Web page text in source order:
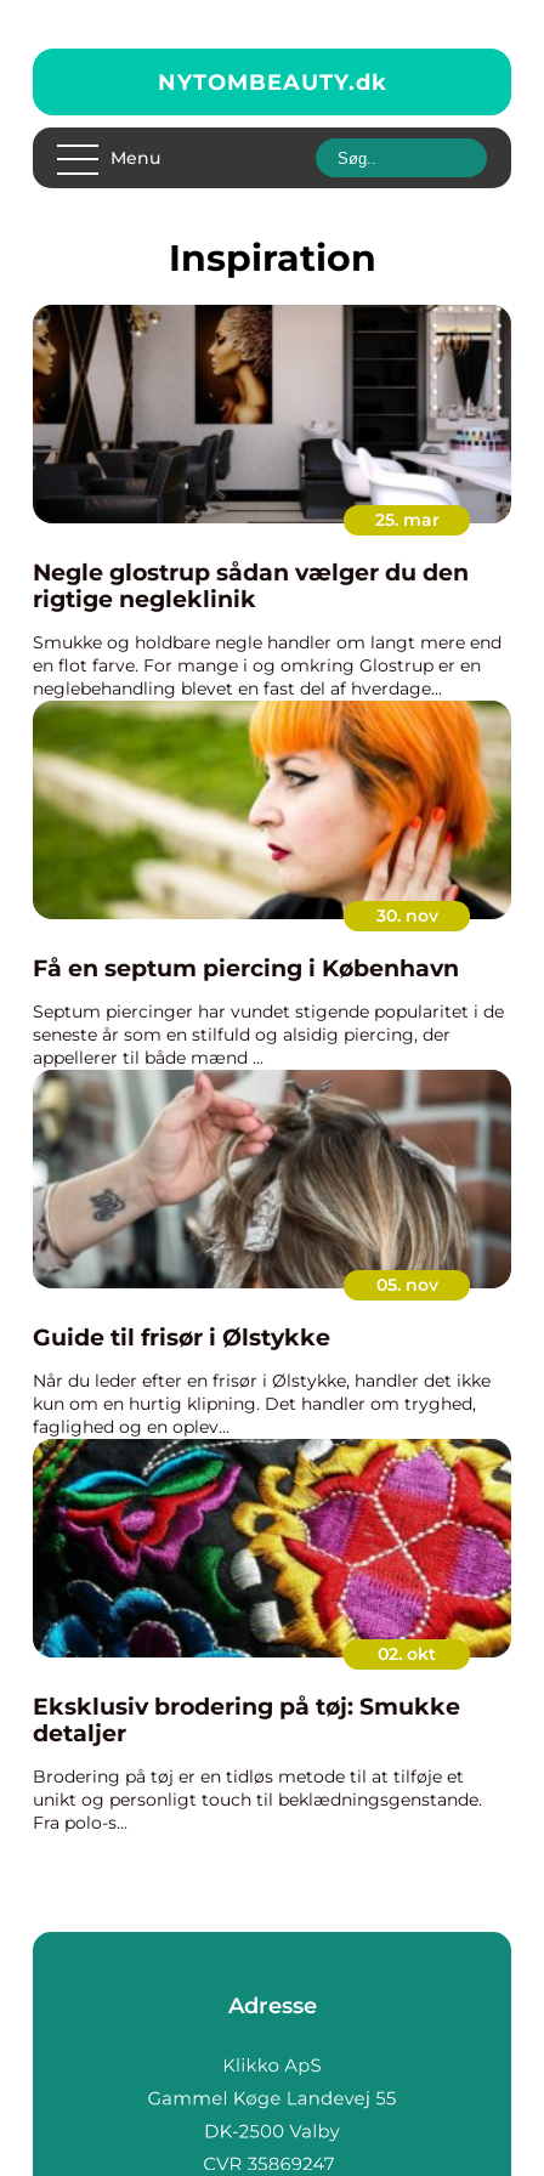
NYTOMBEAUTY.dk
Menu
inspiration
25. mar
Negle glostrup sådan vælger du den
rigtige negleklinik
Smukke og holdbare negle handler om langt mere end
en flot farve. For mange i og omkring Glostrup er en
neglebehandling blevet en fast del af hverdage...
30. nov
Få en septum piercing i København
Septum piercinger har vundet stigende popularitet i de
seneste år som en stilfuld og alsidig piercing, der
appellerer til både mænd ...
05. nov
Guide til frisør i Ølstykke
Når du leder efter en frisør i Ølstykke, handler det ikke
kun om en hurtig klipning. Det handler om tryghed,
faglighed og en oplev...
02. okt
Eksklusiv brodering på tøj: Smukke
detaljer
Brodering på tøj er en tidløs metode til at tilføje et
unikt og personligt touch til beklædningsgenstande.
Fra polo-s...
Adresse